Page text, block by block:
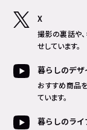
X
撮影の裏話や
せしています。
暮らしのデ
おすすめ商品
ています。
暮らしのラ